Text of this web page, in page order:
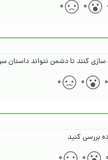
۰ ۰
کنند تا دشمن نتواند داستان
۰ ۰ ۰
بررسی کنید